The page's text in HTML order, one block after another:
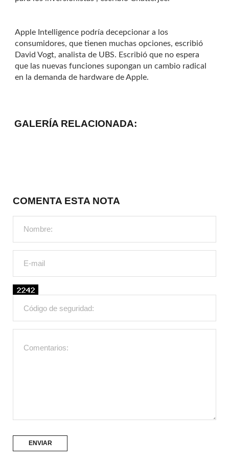
Apple Intelligence podría decepcionar a los
consumidores, que tienen muchas opciones, escribió
David Vogt, analista de UBS. Escribió que no espera
que las nuevas funciones supongan un cambio radical
en la demanda de hardware de Apple.
GALERÍA RELACIONADA:
COMENTA ESTA NOTA